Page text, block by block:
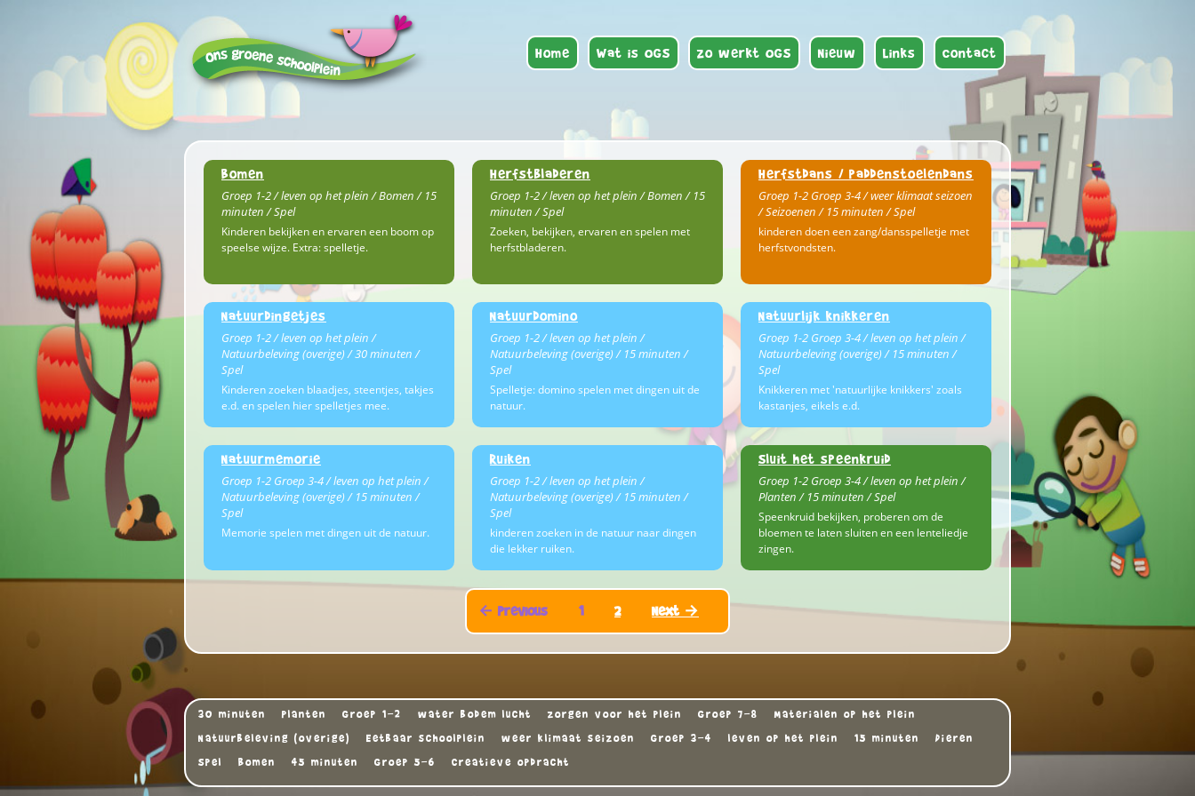
Home Wat is OGS Zo werkt OGS Nieuw Links Contact
Bomen
Groep 1-2 / leven op het plein / Bomen / 15
minuten / Spel
Kinderen bekijken en ervaren een boom op
speelse wijze. Extra: spelletje.
Herfstbladeren
Groep 1-2 / leven op het plein / Bomen / 15
minuten / Spel
Zoeken, bekijken, ervaren en spelen met
herfstbladeren.
Herfstdans / paddenstoelendans
Groep 1-2 Groep 3-4 / weer klimaat seizoen
/ Seizoenen / 15 minuten / Spel
kinderen doen een zang/dansspelletje met
herfstvondsten.
Natuurdingetjes
Groep 1-2 / leven op het plein /
Natuurbeleving (overige) / 30 minuten /
Spel
Kinderen zoeken blaadjes, steentjes, takjes
e.d. en spelen hier spelletjes mee.
Natuurdomino
Groep 1-2 / leven op het plein /
Natuurbeleving (overige) / 15 minuten /
Spel
Spelletje: domino spelen met dingen uit de
natuur.
Natuurlijk knikkeren
Groep 1-2 Groep 3-4 / leven op het plein /
Natuurbeleving (overige) / 15 minuten /
Spel
Knikkeren met 'natuurlijke knikkers' zoals
kastanjes, eikels e.d.
Natuurmemorie
Groep 1-2 Groep 3-4 / leven op het plein /
Natuurbeleving (overige) / 15 minuten /
Spel
Memorie spelen met dingen uit de natuur.
Ruiken
Groep 1-2 / leven op het plein /
Natuurbeleving (overige) / 15 minuten /
Spel
kinderen zoeken in de natuur naar dingen
die lekker ruiken.
Sluit het speenkruid
Groep 1-2 Groep 3-4 / leven op het plein /
Planten / 15 minuten / Spel
Speenkruid bekijken, proberen om de
bloemen te laten sluiten en een lenteliedje
zingen.
← Previous 1 2 Next →
30 minuten Planten Groep 1-2 water bodem lucht zorgen voor het plein Groep 7-8
Materialen op het plein
Natuurbeleving (overige)
Eetbaar schoolplein weer klimaat seizoen Groep 3-4 leven op het plein 15 minuten
Dieren
Spel
Bomen 45 minuten Groep 5-6 Creatieve opdracht